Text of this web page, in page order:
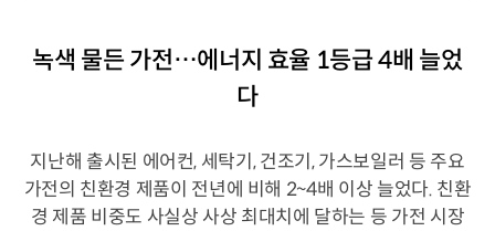
녹색 물든 가전…에너지 효율 1등급 4배 늘었
다
지난해 출시된 에어컨, 세탁기, 건조기, 가스보일러 등 주요
가전의 친환경 제품이 전년에 비해 2~4배 이상 늘었다. 친환
경 제품 비중도 사실상 사상 최대치에 달하는 등 가전 시장